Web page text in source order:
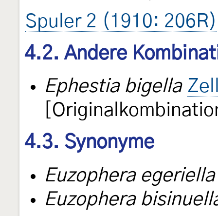
Spuler 2 (1910: 206R)
4.2. Andere
Ephestia bigella
4.3. Synonyme
Euzophera egeriella
Euzophera